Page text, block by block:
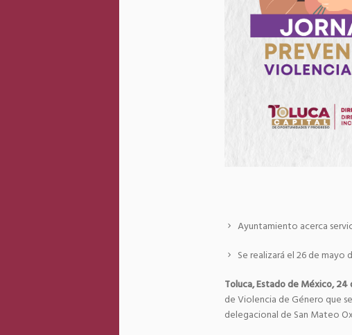
Ayuntamiento acerca
Se realizará el 26 de mayo
Toluca, Estado de México,
de Violencia de Género que
delegacional de San Mateo